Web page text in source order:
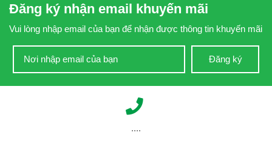
Đăng ký nhận email khuyến mãi
Vui lòng nhập email của bạn để nhận được thông tin khuyến mãi
Đăng ký
....